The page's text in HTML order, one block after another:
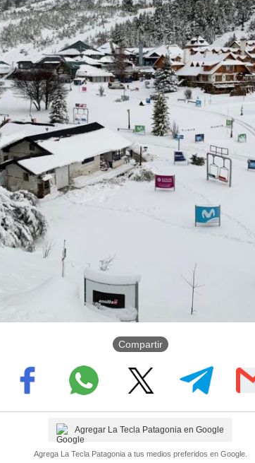
Compartir
Agregar La Tecla Patagonia en Google
Agrega La Tecla Patagonia a tus medios preferidos en Google.